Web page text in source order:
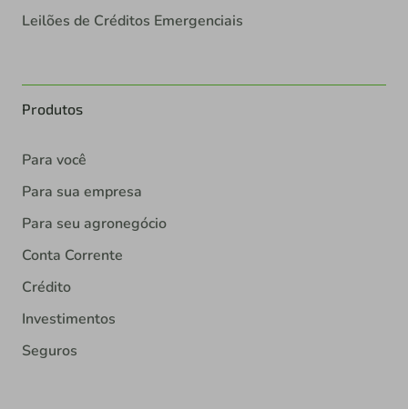
Leilões de Créditos Emergenciais
Produtos
Para você
Para sua empresa
Para seu agronegócio
Conta Corrente
Crédito
Investimentos
Seguros